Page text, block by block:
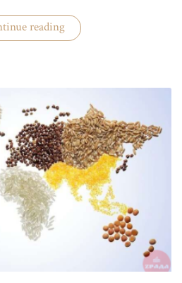
reading«Зайферт
Евгений
федерации
Евгений
Алексеевич»